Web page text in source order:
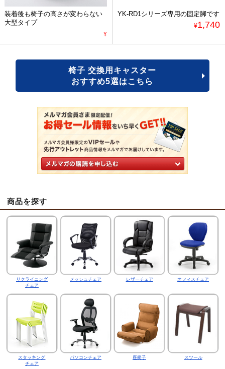
装着後も椅子の高さが変わらない
大型タイプ
¥
YK-RD1シリーズ専用の固定脚です
¥1,740
椅子 交換用キャスター
おすすめ5選はこちら
商品を探す
リクライニング
チェア
メッシュチェア レザーチェア オフィスチェア
スタッキング
チェア
パソコンチェア 座椅子 スツール